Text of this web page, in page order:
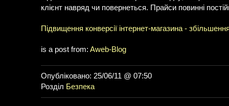
клієнт навряд чи повернеться. Прайси повинні
Підвищення конверсії інтернет-магазина -
is a post from: Aweb-Blog
Опубліковано: 25/06/11 @ 07:50
Розділ Безпека